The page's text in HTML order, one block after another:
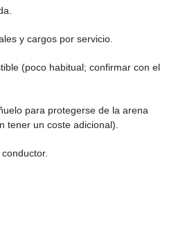
y cargos por servicio.
(poco habitual; confirmar con el
para protegerse de la arena
tener un coste adicional).